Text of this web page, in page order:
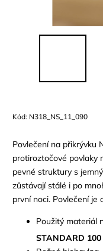
Kód: N318_NS_11_090
Povlečení na přikrývku
protiroztočové povlaky
pevné struktury s
zůstávají stálé i po
první noci. Povlečení je
Použitý materiál
STANDARD 100